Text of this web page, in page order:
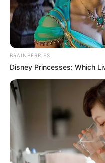
BRAINBERRIES
Disney Princesses: Which